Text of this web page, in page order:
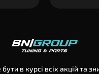
в курсі всіх акцій та